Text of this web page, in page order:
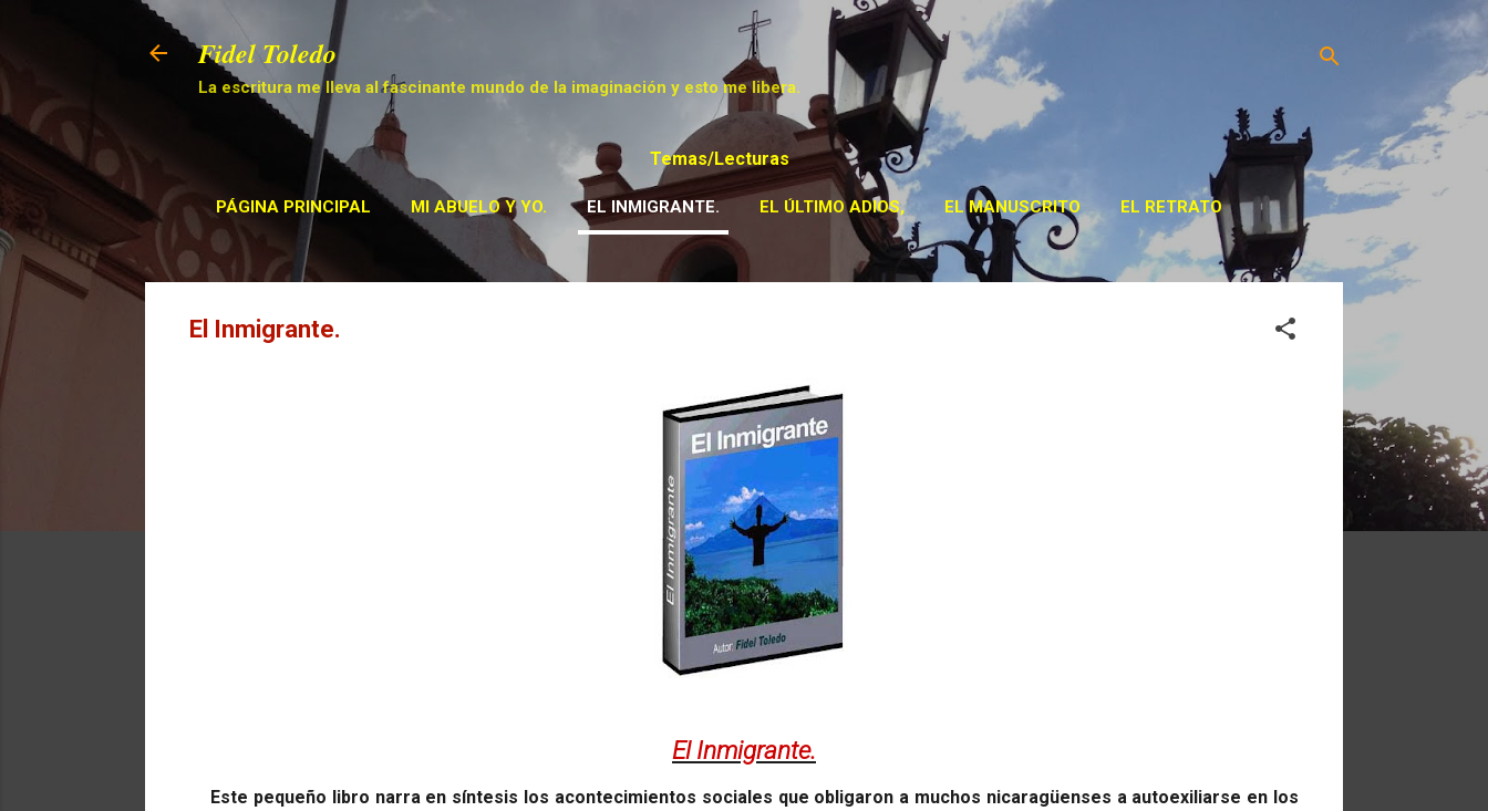
Ir al contenido principal
Fidel Toledo
La escritura me lleva al fascinante mundo de la imaginación y esto me libera.
Temas/Lecturas
PÁGINA PRINCIPAL MI ABUELO Y YO. EL INMIGRANTE. EL ÚLTIMO ADIOS, EL MANUSCRITO EL RETRATO
El Inmigrante.
El Inmigrante.
Este pequeño libro narra en síntesis los acontecimientos sociales que obligaron a muchos nicaragüenses a autoexiliarse en los